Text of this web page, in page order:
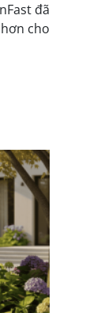
đã
cho